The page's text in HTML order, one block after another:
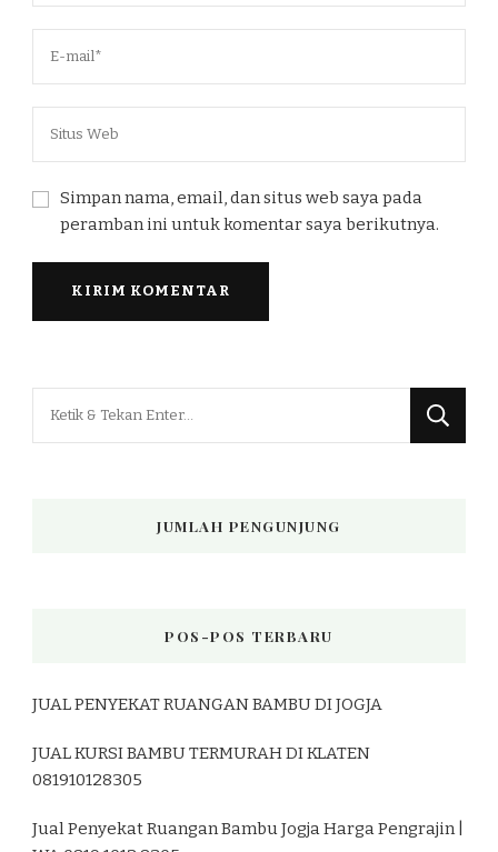
Simpan nama, email, dan situs web saya pada
peramban ini untuk komentar saya berikutnya.
Mencari
JUMLAH PENGUNJUNG
POS-POS TERBARU
JUAL PENYEKAT RUANGAN BAMBU DI JOGJA
JUAL KURSI BAMBU TERMURAH DI KLATEN
081910128305
Jual Penyekat Ruangan Bambu Jogja Harga Pengrajin |